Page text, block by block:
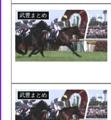
武豊まとめ
武豊まとめ